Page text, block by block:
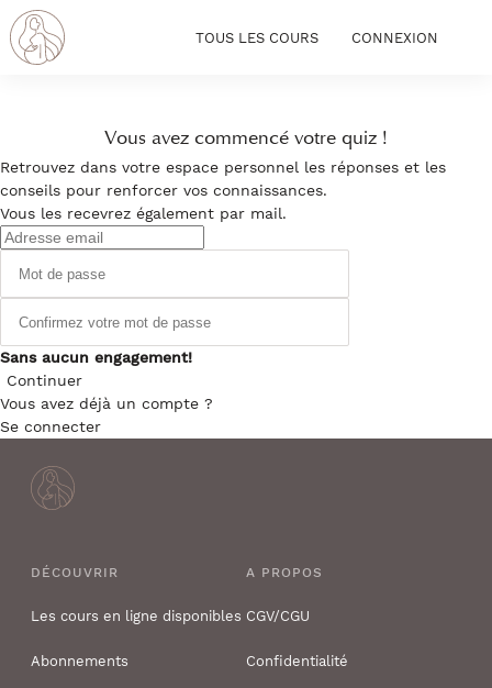
TOUS LES COURS CONNEXION
Vous avez commencé votre quiz !
Retrouvez dans votre espace personnel les réponses et les
conseils pour renforcer vos connaissances.
Vous les recevrez également par mail.
Sans aucun engagement!
Continuer
Vous avez déjà un compte ?
Se connecter
DÉCOUVRIR
Les cours en ligne disponibles
Abonnements
A PROPOS
CGV/CGU
Confidentialité